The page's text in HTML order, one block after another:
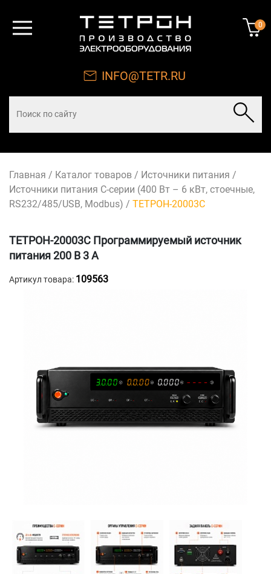
0
INFO@TETR.RU
Главная / Каталог товаров / Источники питания /
Источники питания С-серии (400 Вт – 6 кВт, стоечные,
RS232/485/USB, Modbus) / ТЕТРОН-20003С
ТЕТРОН-20003С Программируемый источник
питания 200 В 3 А
Артикул товара: 109563